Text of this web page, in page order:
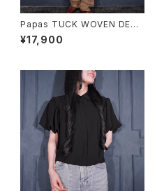
Papas TUCK WOVEN DESI
GN LINEN SLACKS PANTS/
パパスタック織デザインリネンス
¥17,900